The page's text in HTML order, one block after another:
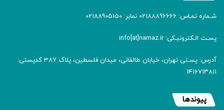
شـماره تمـاس: 02188896666 نمابر: 02188905150
پسـت الـکترونیـکی: info[at]namaz.ir
آدرس: پسـتی تهران، خیابان طالقانی، میدان فلسطین، پلاک 387 کدپستی:
۱۴۱۶۷۱۳۸۱۱
پیوندها